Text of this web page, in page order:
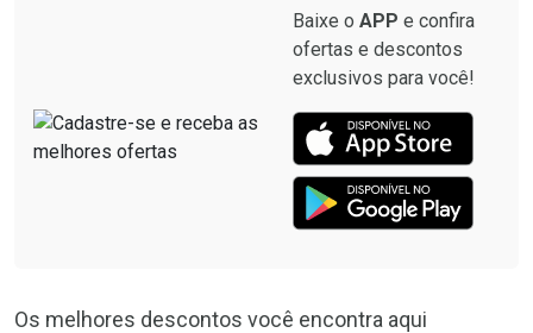
Baixe o APP e confira
ofertas e descontos
exclusivos para você!
Os melhores descontos você encontra aqui